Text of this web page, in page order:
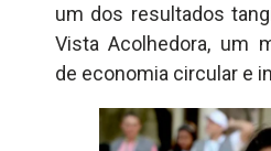
um dos resultados
Vista Acolhedora, um
de economia circular e